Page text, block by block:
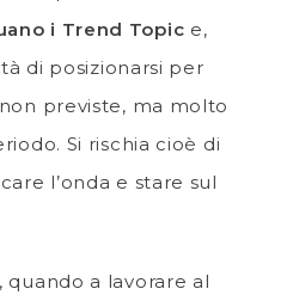
i Trend Topic e,
di posizionarsi per
previste, ma molto
Si rischia cioè di
l’onda e stare sul
quando a lavorare al